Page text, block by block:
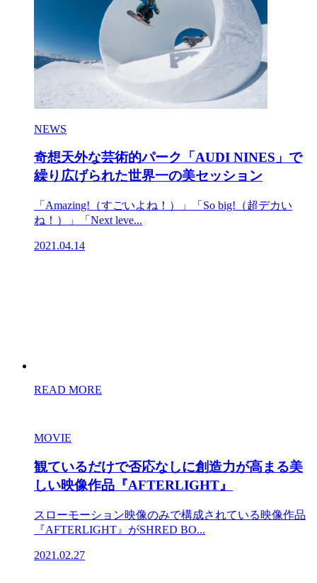
NEWS
奇想天外な芸術的パーク「AUDI NINES」で
繰り広げられた世界一の美セッション
「Amazing!（すごいよね！）」「So big!（超デカい
ね！）」「Next leve...
2021.04.14
READ MORE
MOVIE
観ているだけで否応なしに創造力が高まる美
しい映像作品『AFTERLIGHT』
スローモーション映像のみで構成されている映像作品
『AFTERLIGHT』がSHRED BO...
2021.02.27